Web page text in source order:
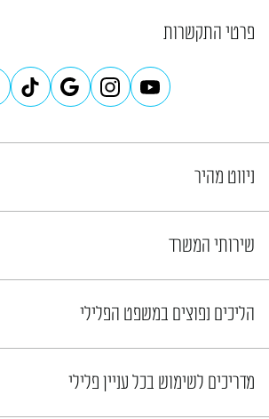
פרטי התקשרות
ניווט מהיר
שירותי המשרד
הליכים נפוצים במשפט הפלילי
מדריכים לשימוש בכל עניין פלילי